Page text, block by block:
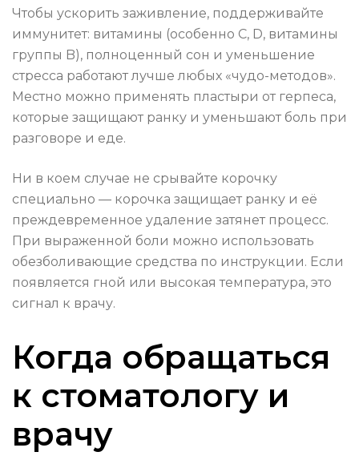
Чтобы ускорить заживление, поддерживайте
иммунитет: витамины (особенно C, D, витамины
группы B), полноценный сон и уменьшение
стресса работают лучше любых «чудо-методов».
Местно можно применять пластыри от герпеса,
которые защищают ранку и уменьшают боль при
разговоре и еде.
Ни в коем случае не срывайте корочку
специально — корочка защищает ранку и её
преждевременное удаление затянет процесс.
При выраженной боли можно использовать
обезболивающие средства по инструкции. Если
появляется гной или высокая температура, это
сигнал к врачу.
Когда обращаться
к стоматологу и
врачу